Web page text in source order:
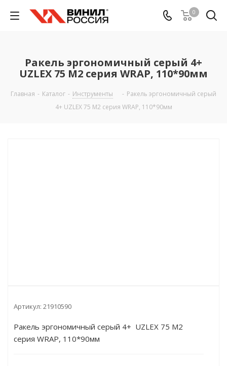
0
Ракель эргономичный серый 4+
UZLEX 75 М2 серия WRAP, 110*90мм
Главная - Каталог - Инструменты - Ракель эргономичный серый
4+ UZLEX 75 М2 серия WRAP, 110*90мм
Артикул: 21910590
Ракель эргономичный серый 4+ UZLEX 75 М2
серия WRAP, 110*90мм